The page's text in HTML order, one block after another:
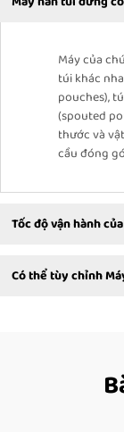
Máy của
túi khác
pouches),
(spouted
thước và
cầu đóng
Tốc độ vận hành
Có thể tùy chỉnh